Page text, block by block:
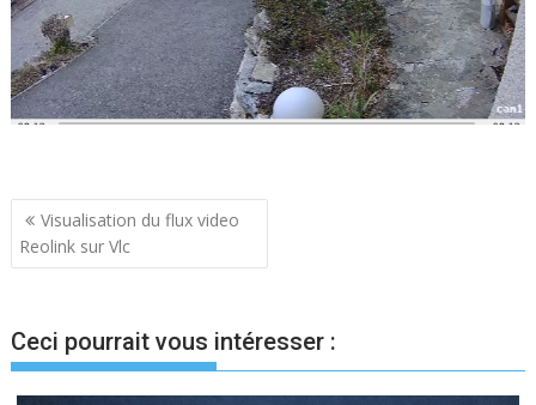
Navigation
de
Visualisation du flux video
Reolink sur Vlc
Ceci pourrait vous intéresser :